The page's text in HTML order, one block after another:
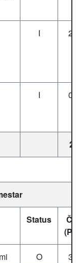
I
I
Status
O